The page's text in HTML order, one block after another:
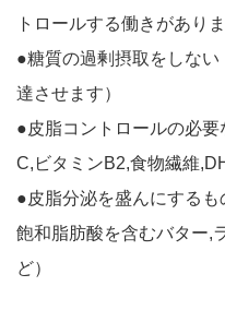
トロールする働きがありま
●糖質の過剰摂取をしな
達させます）
●皮脂コントロールの必
C,ビタミンB2,食物繊維
●皮脂分泌を盛んにする
飽和脂肪酸を含むバター,
ど）